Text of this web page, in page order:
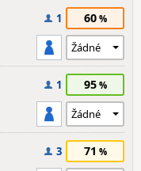
1 60
1 95
3 71